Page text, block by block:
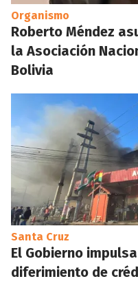
Organismo
Roberto Méndez
la Asociación
Bolivia
Santa Cruz
El Gobierno
diferimiento de